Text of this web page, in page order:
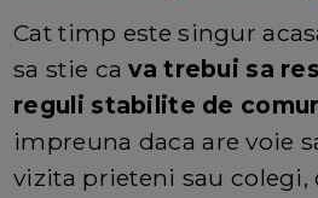
Cat timp este singur
sa stie cava trebui sa
reguli stabilite de
impreuna daca are voie
vizita prieteni sau colegi,